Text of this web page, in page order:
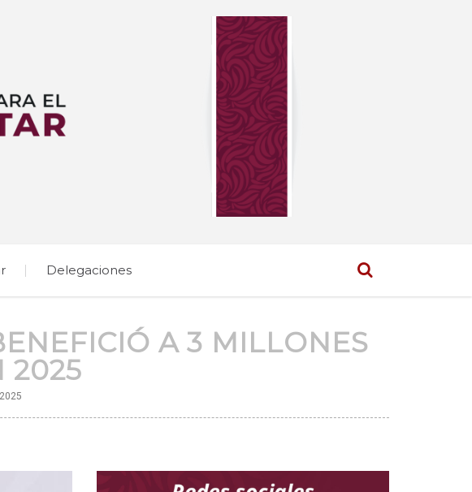
Delegaciones
A 3 MILLONES
2025